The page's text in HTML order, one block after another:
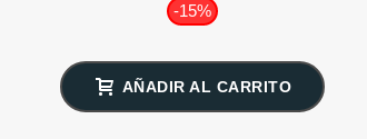
-15%
AÑADIR AL CARRITO